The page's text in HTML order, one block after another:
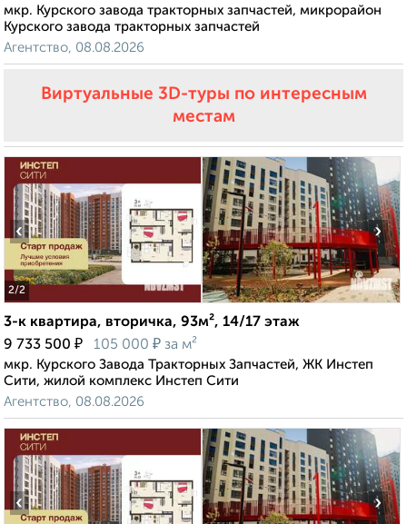
мкр. Курского завода тракторных запчастей, микрорайон
Курского завода тракторных запчастей
Агентство, 08.08.2026
Виртуальные 3D-туры по интересным
местам
2/2
‹ ›
3-к квартира, вторичка, 93м², 14/17 этаж
9 733 500 ₽ 105 000 ₽ за м²
мкр. Курского Завода Тракторных Запчастей, ЖК Инстеп
Сити, жилой комплекс Инстеп Сити
Агентство, 08.08.2026
‹ ›